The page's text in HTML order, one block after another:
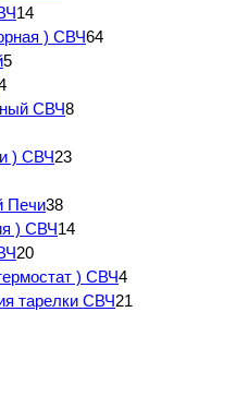
14
) СВЧ64
5
СВЧ8
) СВЧ23
Печи38
) СВЧ14
20
) СВЧ4
тарелки СВЧ21